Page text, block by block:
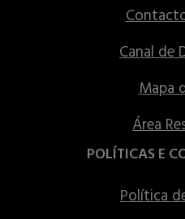
Canal de
Mapa
Área
POLÍTICAS E
Política